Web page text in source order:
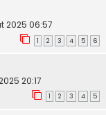
2025 06:57
1 2 3 4 5 6
20:17
1 2 3 4 5